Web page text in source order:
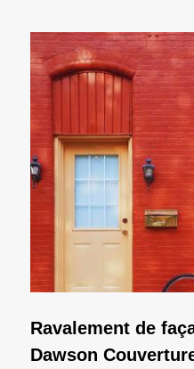
Ravalement de
Dawson